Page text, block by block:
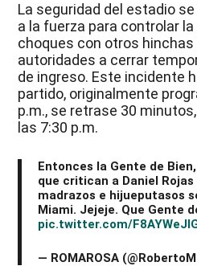
La seguridad del estadio
a la fuerza para controlar
choques con otros hinchas
autoridades a cerrar
de ingreso. Este incidente
partido, originalmente
p.m., se retrase 30
las 7:30 p.m.
Entonces la Gente de
que critican a Daniel Rojas
madrazos e hijueputasos
Miami. Jejeje. Que Gente
pic.twitter.com/
— ROMAROSA